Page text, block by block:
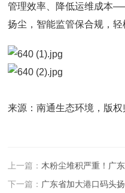
管理效率、降低运维成本
扬尘，智能监管保合规，轻
来源：南通生态环境，版
上一篇： 木粉尘堆积严重！广
下一篇： 广东省加大港口码头